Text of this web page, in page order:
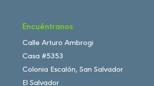
Encuéntranos
Calle Arturo Ambrogi
Casa #5353
Colonia Escalón, San Salvador
El Salvador